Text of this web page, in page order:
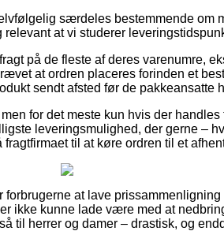
særdeles bestemmende om
at vi studerer
på de fleste af deres varenumre,
at ordren placeres forinden et
sendt afsted før de pakkeansatte
for det meste kun hvis der
leveringsmulighed, der gerne –
til at køre ordren til et
at lave
ikke kunne lade være med at
til herrer og damer – drastisk, og